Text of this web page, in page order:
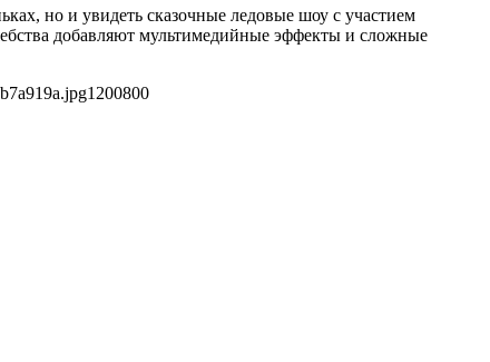
но и увидеть сказочные ледовые шоу с участием
добавляют мультимедийные эффекты и сложные
1200800